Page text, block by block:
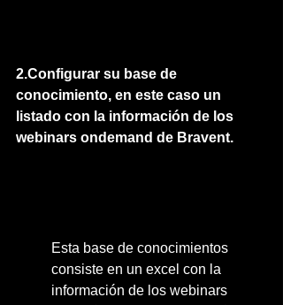
2.Configurar su base de
conocimiento, en este caso un
listado con la información de los
webinars ondemand de Bravent.
Esta base de conocimientos
consiste en un excel con la
información de los webinars